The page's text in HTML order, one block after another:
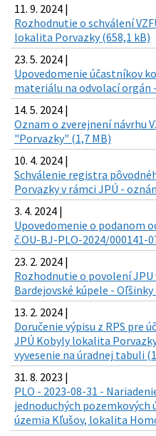
11. 9. 2024 |
Rozhodnutie o schválení
lokalita Porvazky (658,1 kB)
23. 5. 2024 |
Upovedomenie účastníkov
materiálu na odvolací orgán
14. 5. 2024 |
Oznam o zverejnení návrhu
"Porvazky" (1,7 MB)
10. 4. 2024 |
Schválenie registra
Porvazky v rámci JPÚ -
3. 4. 2024 |
Upovedomenie o podanom
č.OU-BJ-PLO-2024/000141-
23. 2. 2024 |
Rozhodnutie o povolení
Bardejovské kúpele - Oľšinky
13. 2. 2024 |
Doručenie výpisu z RPS pre
JPÚ Kobyly lokalita
vyvesenie na úradnej tabuli
31. 8. 2023 |
PLO - 2023-08-31 -
jednoduchých
územia Kľušov, lokalita